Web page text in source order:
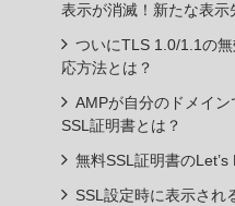
表示が消滅！新たな表示
ついにTLS 1.0/1.1の
応方法とは？
AMPが自分のドメイ
SSL証明書とは？
無料SSL証明書のLet’s
SSL設定時に表示され